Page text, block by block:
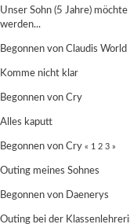
Unser Sohn (5 Jahre)
werden...
Begonnen von Claudis World
Komme nicht klar
Begonnen von Cry
Alles kaputt
Begonnen von Cry « 1 2 3 »
Outing meines Sohnes
Begonnen von Daenerys
Outing bei der